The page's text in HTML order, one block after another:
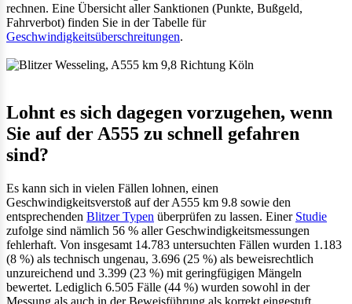
rechnen. Eine Übersicht aller Sanktionen (Punkte, Bußgeld,
Fahrverbot) finden Sie in der Tabelle für
Geschwindigkeitsüberschreitungen.
Lohnt es sich dagegen vorzugehen, wenn
Sie auf der A555 zu schnell gefahren
sind?
Es kann sich in vielen Fällen lohnen, einen
Geschwindigkeitsverstoß auf der A555 km 9.8 sowie den
entsprechenden Blitzer Typen überprüfen zu lassen. Einer Studie
zufolge sind nämlich 56 % aller Geschwindigkeitsmessungen
fehlerhaft. Von insgesamt 14.783 untersuchten Fällen wurden 1.183
(8 %) als technisch ungenau, 3.696 (25 %) als beweisrechtlich
unzureichend und 3.399 (23 %) mit geringfügigen Mängeln
bewertet. Lediglich 6.505 Fälle (44 %) wurden sowohl in der